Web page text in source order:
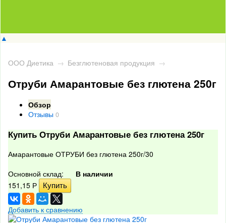
▲
ООО Диетика → Безглютеновая продукция →
Отруби Амарантовые без глютена 250г
Обзор
Отзывы 0
Купить Отруби Амарантовые без глютена 250г
Амарантовые ОТРУБИ без глютена 250г/30
Основной склад:
В наличии
151,15 Р
Добавить к сравнению